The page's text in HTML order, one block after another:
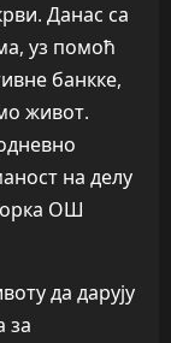
Данас са
уз помоћ
банкке,
живот.
на делу
ОШ
да дарују
за